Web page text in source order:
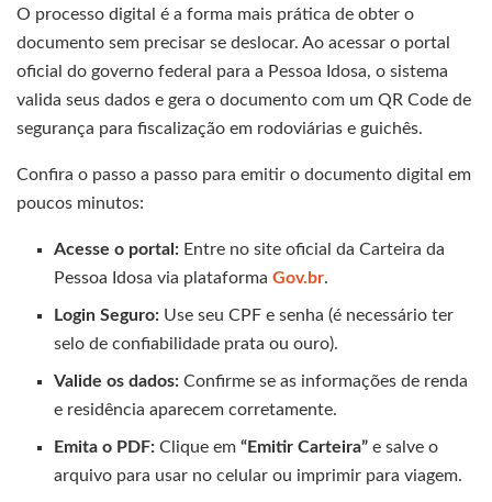
O processo digital é a forma mais prática de obter o
documento sem precisar se deslocar. Ao acessar o portal
oficial do governo federal para a Pessoa Idosa, o sistema
valida seus dados e gera o documento com um QR Code de
segurança para fiscalização em rodoviárias e guichês.
Confira o passo a passo para emitir o documento digital em
poucos minutos:
Acesse o portal: Entre no site oficial da Carteira da
Pessoa Idosa via plataformaGov.br.
Login Seguro: Use seu CPF e senha (é necessário ter
selo de confiabilidade prata ou ouro).
Valide os dados: Confirme se as informações de renda
e residência aparecem corretamente.
Emita o PDF: Clique em“Emitir Carteira” e salve o
arquivo para usar no celular ou imprimir para viagem.